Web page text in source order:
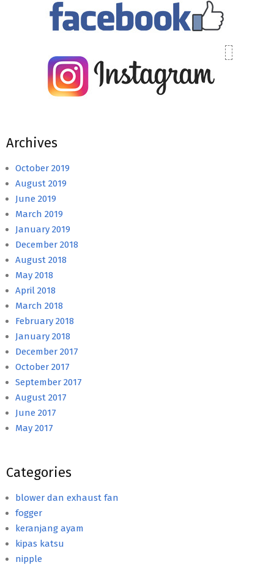
Archives
October 2019
August 2019
June 2019
March 2019
January 2019
December 2018
August 2018
May 2018
April 2018
March 2018
February 2018
January 2018
December 2017
October 2017
September 2017
August 2017
June 2017
May 2017
Categories
blower dan exhaust fan
fogger
keranjang ayam
kipas katsu
nipple